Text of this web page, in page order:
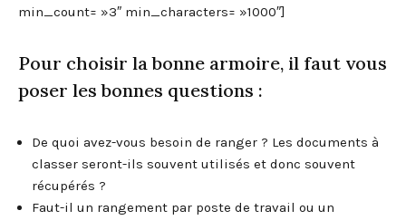
min_count= »3″ min_characters= »1000″]
Pour choisir la bonne armoire, il faut vous
poser les bonnes questions :
De quoi avez-vous besoin de ranger ? Les documents à
classer seront-ils souvent utilisés et donc souvent
récupérés ?
Faut-il un rangement par poste de travail ou un